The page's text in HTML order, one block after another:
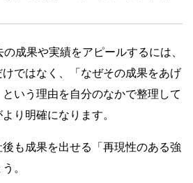
成果や実績をアピールするには、
ではなく、「なぜその成果をあげ
いう理由を自分のなかで整理して
り明確になります。
も成果を出せる「再現性のある強
。